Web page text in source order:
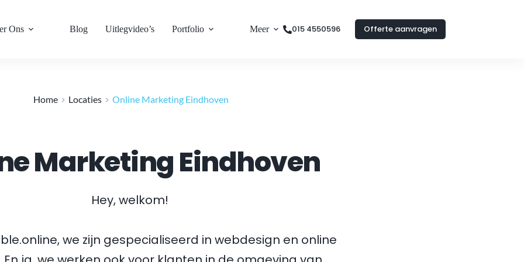
Ons Blog Uitlegvideo’s Portfolio Meer 015 4550596 Offerte aanvragen
Home Locaties Online Marketing Eindhoven
Marketing Eindhoven
Hey, welkom!
we zijn gespecialiseerd in webdesign en online